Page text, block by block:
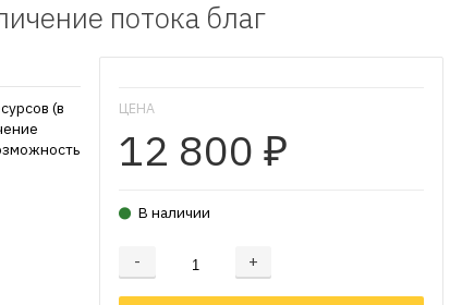
потока благ
ЦЕНА
12 800 ₽
В наличии
- +
Добавляется...
Добавлен
(в